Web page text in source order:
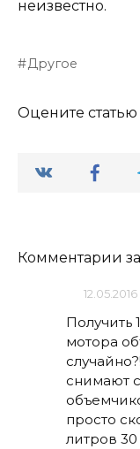
неизвестно.
Другое
Оцените статью
Комментарии
Получить
мотора
снимают
просто
литров